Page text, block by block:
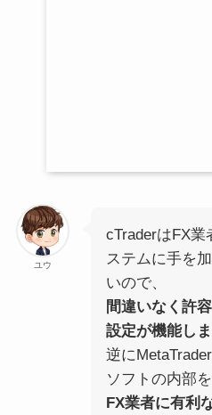
ユウ
cTraderはFX業
ステムに手を
いので、
間違いなく許
設定が機能しま
逆に
ソフトの内部
FX業者に有利